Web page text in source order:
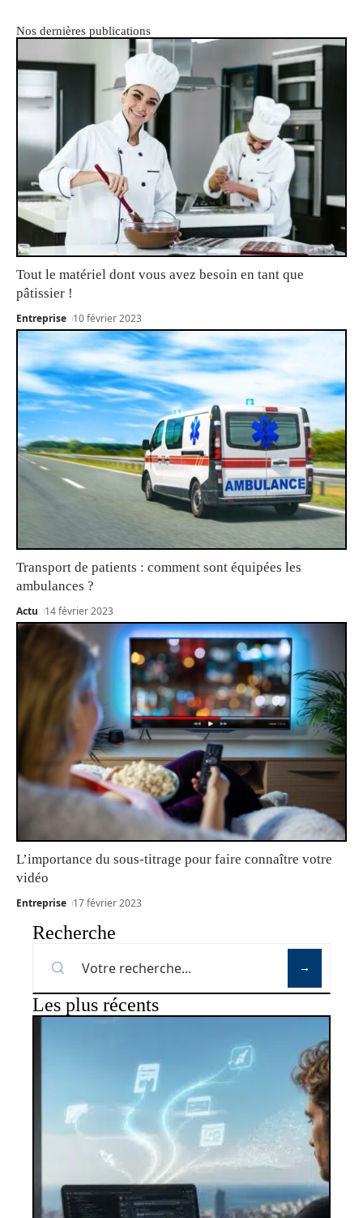
Nos dernières publications
Tout le matériel dont vous avez besoin en tant que
pâtissier !
Entreprise 10 février 2023
Transport de patients : comment sont équipées les
ambulances ?
Actu 14 février 2023
L’importance du sous-titrage pour faire connaître votre
vidéo
Entreprise 17 février 2023
Recherche
Les plus récents